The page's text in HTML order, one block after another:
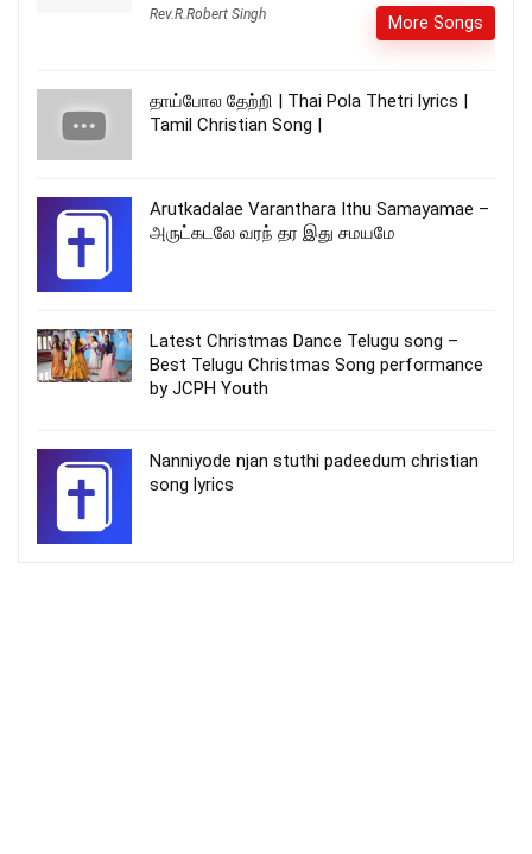
Rev.R.Robert Singh More Songs
தாய்போல தேற்றி | Thai Pola Thetri lyrics |
Tamil Christian Song |
Arutkadalae Varanthara Ithu Samayamae –
அருட்கடலே வரந் தர இது சமயமே
Latest Christmas Dance Telugu song –
Best Telugu Christmas Song performance
by JCPH Youth
Nanniyode njan stuthi padeedum christian
song lyrics